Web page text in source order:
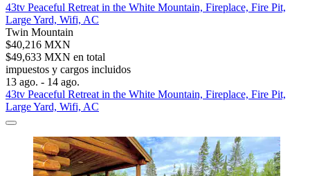
43tv Peaceful Retreat in the White Mountain, Fireplace, Fire Pit,
Large Yard, Wifi, AC
Twin Mountain
$40,216 MXN
$49,633 MXN en total
impuestos y cargos incluidos
13 ago. - 14 ago.
43tv Peaceful Retreat in the White Mountain, Fireplace, Fire Pit,
Large Yard, Wifi, AC